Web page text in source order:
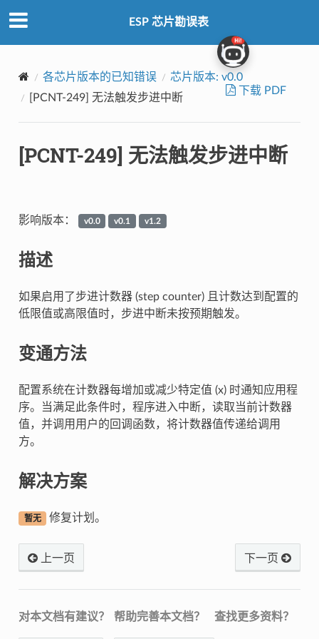
ESP 芯片勘误表
各芯片版本的已知错误
芯片版本: v0.0
[PCNT-249] 无法触发步进中断
下载 PDF
[PCNT-249] 无法触发步进中断
影响版本： v0.0 v0.1 v1.2
描述
如果启用了步进计数器 (step counter) 且计数达到配置的
低限值或高限值时，步进中断未按预期触发。
变通方法
配置系统在计数器每增加或减少特定值 (x) 时通知应用程
序。当满足此条件时，程序进入中断，读取当前计数器
值，并调用用户的回调函数，将计数器值传递给调用
方。
解决方案
暂无 修复计划。
下一页
上一页
对本文档有建议？ 帮助完善本文档？ 查找更多资料？